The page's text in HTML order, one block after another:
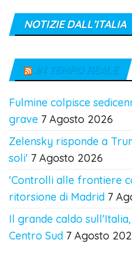
NOTIZIE DALL’ITALIA
IN TEMPO REALE
Fulmine colpisce
grave 7 Agosto 2026
Zelensky risponde a
soli' 7 Agosto 2026
'Controlli alle frontiere
ritorsione di Madrid 7
Il grande caldo
Centro Sud 7 Agosto